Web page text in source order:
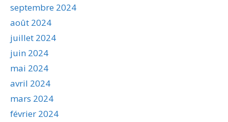
septembre 2024
août 2024
juillet 2024
juin 2024
mai 2024
avril 2024
mars 2024
février 2024